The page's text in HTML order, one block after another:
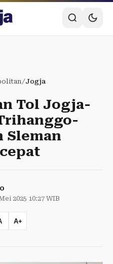
/Jogja
Tol Jogja-
Sleman
2025 10:27 WIB
A+